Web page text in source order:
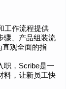
工作流程提供
骤、产品组装流
观全面的指
职，Scribe是一
料，让新员工快